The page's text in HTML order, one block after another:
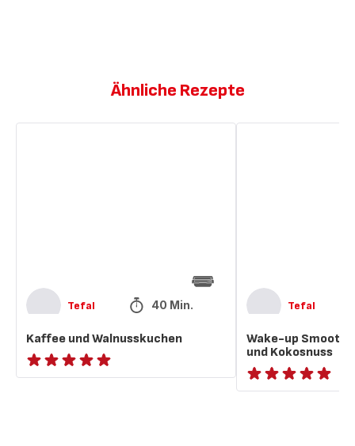
Ähnliche Rezepte
Tefal 40 Min.
Kaffee und Walnusskuchen
ratings.NaN
Tefal
Wake-up
und Kokosnuss
ratings.NaN